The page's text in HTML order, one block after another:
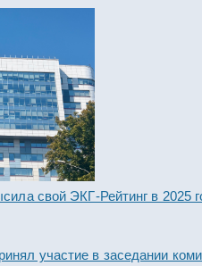
свой ЭКГ-Рейтинг в 2025